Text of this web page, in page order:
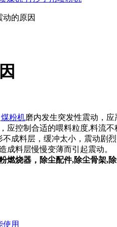
动的原因
煤粉机磨内发生突发性震动，
应控制合适的喂料粒度,料流
成料层，缓冲太小，震动剧
循环料少。这
燃烧器，除尘配件,除尘骨架,
使用